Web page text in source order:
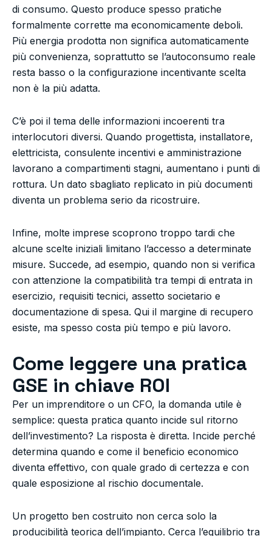
di consumo. Questo produce spesso pratiche
formalmente corrette ma economicamente deboli.
Più energia prodotta non significa automaticamente
più convenienza, soprattutto se l’autoconsumo reale
resta basso o la configurazione incentivante scelta
non è la più adatta.
C’è poi il tema delle informazioni incoerenti tra
interlocutori diversi. Quando progettista, installatore,
elettricista, consulente incentivi e amministrazione
lavorano a compartimenti stagni, aumentano i punti di
rottura. Un dato sbagliato replicato in più documenti
diventa un problema serio da ricostruire.
Infine, molte imprese scoprono troppo tardi che
alcune scelte iniziali limitano l’accesso a determinate
misure. Succede, ad esempio, quando non si verifica
con attenzione la compatibilità tra tempi di entrata in
esercizio, requisiti tecnici, assetto societario e
documentazione di spesa. Qui il margine di recupero
esiste, ma spesso costa più tempo e più lavoro.
Come leggere una pratica
GSE in chiave ROI
Per un imprenditore o un CFO, la domanda utile è
semplice: questa pratica quanto incide sul ritorno
dell’investimento? La risposta è diretta. Incide perché
determina quando e come il beneficio economico
diventa effettivo, con quale grado di certezza e con
quale esposizione al rischio documentale.
Un progetto ben costruito non cerca solo la
producibilità teorica dell’impianto. Cerca l’equilibrio tra